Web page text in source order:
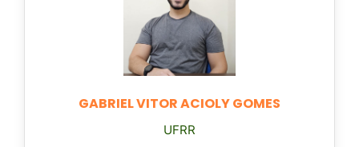
GABRIEL VITOR ACIOLY GOMES
UFRR